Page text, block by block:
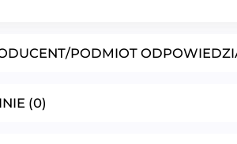
PODMIOT
(0)